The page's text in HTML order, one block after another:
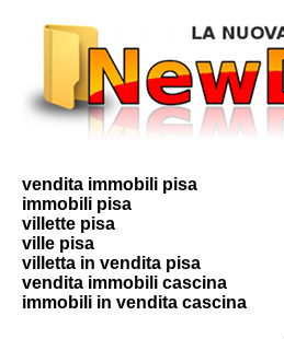
vendita immobili pisa
immobili pisa
villette pisa
ville pisa
villetta in vendita pisa
vendita immobili cascina
immobili in vendita cascina